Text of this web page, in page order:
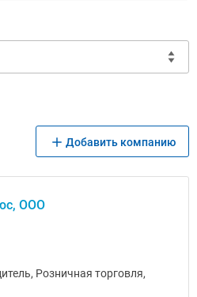
Добавить компанию
ООО
Розничная торговля,